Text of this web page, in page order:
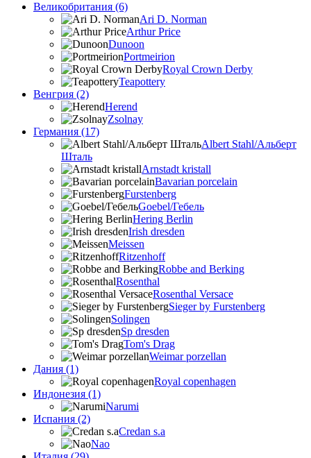
Великобритания (6)
Ari D. Norman
Arthur Price
Dunoon
Portmeirion
Royal Crown Derby
Teapottery
Венгрия (2)
Herend
Zsolnay
Германия (17)
Albert Stahl/Альбеpт
Шталь
Arnstadt kristall
Bavarian porcelain
Furstenberg
Goebel/Гебель
Hering Berlin
Irish dresden
Meissen
Ritzenhoff
Robbe and Berking
Rosenthal
Rosenthal Versace
Sieger by Furstenberg
Solingen
Sp dresden
Tom's Drag
Weimar porzellan
Дания (1)
Royal copenhagen
Индонезия (1)
Narumi
Испания (2)
Credan s.a
Nao